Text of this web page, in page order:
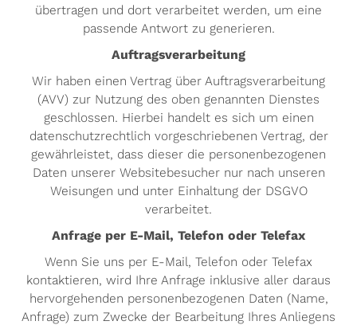
übertragen und dort verarbeitet werden, um eine
passende Antwort zu generieren.
Auftragsverarbeitung
Wir haben einen Vertrag über Auftragsverarbeitung
(AVV) zur Nutzung des oben genannten Dienstes
geschlossen. Hierbei handelt es sich um einen
datenschutzrechtlich vorgeschriebenen Vertrag, der
gewährleistet, dass dieser die personenbezogenen
Daten unserer Websitebesucher nur nach unseren
Weisungen und unter Einhaltung der DSGVO
verarbeitet.
Anfrage per E-Mail, Telefon oder Telefax
Wenn Sie uns per E-Mail, Telefon oder Telefax
kontaktieren, wird Ihre Anfrage inklusive aller daraus
hervorgehenden personenbezogenen Daten (Name,
Anfrage) zum Zwecke der Bearbeitung Ihres Anliegens